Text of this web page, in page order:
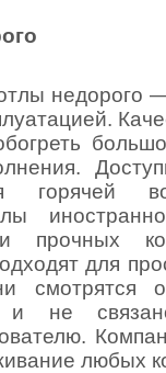
горячей
прочных
для
смотрятся
и не
любых